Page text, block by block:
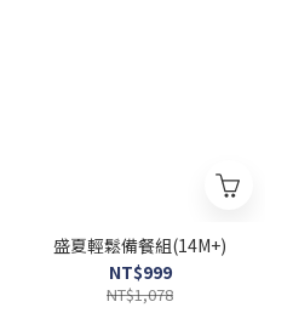
盛夏輕鬆備餐組(14M+)
NT$999
NT$1,078